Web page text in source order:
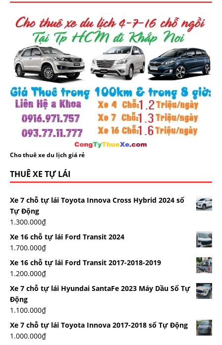
Cho thuê xe du lịch giá rẻ
THUÊ XE TỰ LÁI
Xe 7 chỗ tự lái Toyota Innova Cross Hybrid 2024 số
Tự Động
1.300.000₫
Xe 16 chỗ tự lái Ford Transit 2024
1.700.000₫
Xe 16 chỗ tự lái Ford Transit 2017-2018-2019
1.200.000₫
Xe 7 chỗ tự lái Hyundai SantaFe 2023 Máy Dầu Số Tự
Động
1.100.000₫
Xe 7 chỗ tự lái Toyota Innova 2017-2018 số Tự Động
1.000.000₫